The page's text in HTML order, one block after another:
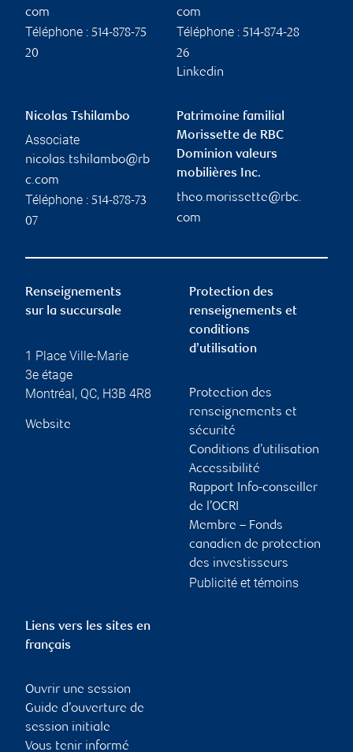
com
Téléphone : 514-878-75
20
com
Téléphone : 514-874-28
26
Linkedin
Nicolas Tshilambo
Associate
nicolas.tshilambo@rb
c.com
Téléphone : 514-878-73
07
Patrimoine familial
Morissette de RBC
Dominion valeurs
mobilières Inc.
theo.morissette@rbc.
com
Renseignements
sur la succursale
1 Place Ville-Marie
3e étage
Montréal, QC, H3B 4R8
Website
Protection des
renseignements et
conditions
d’utilisation
Protection des
renseignements et
sécurité
Conditions d’utilisation
Accessibilité
Rapport Info-conseiller
de l’OCRI
Membre – Fonds
canadien de protection
des investisseurs
Publicité et témoins
Liens vers les sites en
français
Ouvrir une session
Guide d’ouverture de
session initiale
Vous tenir informé